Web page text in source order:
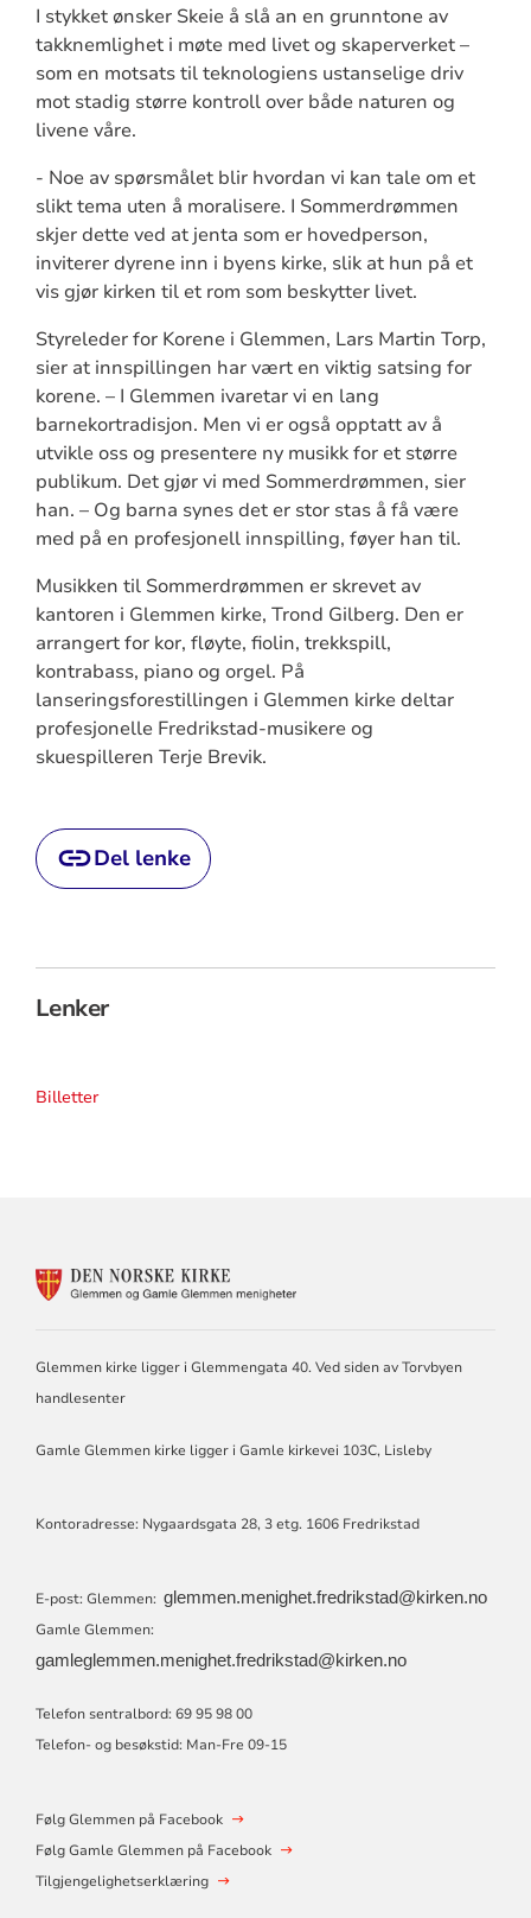
I stykket ønsker Skeie å slå an en grunntone av
takknemlighet i møte med livet og skaperverket –
som en motsats til teknologiens ustanselige driv
mot stadig større kontroll over både naturen og
livene våre.
- Noe av spørsmålet blir hvordan vi kan tale om et
slikt tema uten å moralisere. I Sommerdrømmen
skjer dette ved at jenta som er hovedperson,
inviterer dyrene inn i byens kirke, slik at hun på et
vis gjør kirken til et rom som beskytter livet.
Styreleder for Korene i Glemmen, Lars Martin Torp,
sier at innspillingen har vært en viktig satsing for
korene. – I Glemmen ivaretar vi en lang
barnekortradisjon. Men vi er også opptatt av å
utvikle oss og presentere ny musikk for et større
publikum. Det gjør vi med Sommerdrømmen, sier
han. – Og barna synes det er stor stas å få være
med på en profesjonell innspilling, føyer han til.
Musikken til Sommerdrømmen er skrevet av
kantoren i Glemmen kirke, Trond Gilberg. Den er
arrangert for kor, fløyte, fiolin, trekkspill,
kontrabass, piano og orgel. På
lanseringsforestillingen i Glemmen kirke deltar
profesjonelle Fredrikstad-musikere og
skuespilleren Terje Brevik.
Del lenke
Lenker
Billetter
FOR
GAMLE
Glemmen kirke ligger i Glemmengata 40. Ved siden av Torvbyen
handlesenter
Gamle Glemmen kirke ligger i Gamle kirkevei 103C, Lisleby
Kontoradresse: Nygaardsgata 28, 3 etg. 1606 Fredrikstad
E-post: Glemmen: glemmen.menighet.fredrikstad@kirken.no
Gamle Glemmen:
gamleglemmen.menighet.fredrikstad@kirken.no
Telefon sentralbord: 69 95 98 00
Telefon- og besøkstid: Man-Fre 09-15
Følg Glemmen på Facebook
Følg Gamle Glemmen på Facebook
Tilgjengelighetserklæring